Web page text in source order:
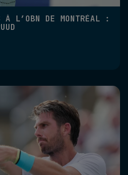
À L’OBN DE MONTRÉAL :